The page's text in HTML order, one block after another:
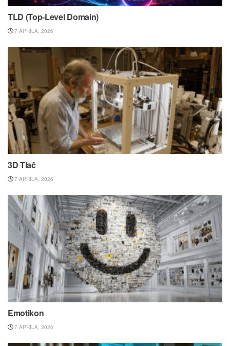
TLD (Top-Level Domain)
7 APRÍLA, 2026
3D Tlač
7 APRÍLA, 2026
Emotikon
7 APRÍLA, 2026